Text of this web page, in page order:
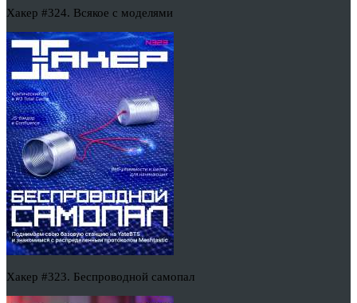
Хакер #324. Всякое с моделями
Хакер #323. Беспроводной самопал